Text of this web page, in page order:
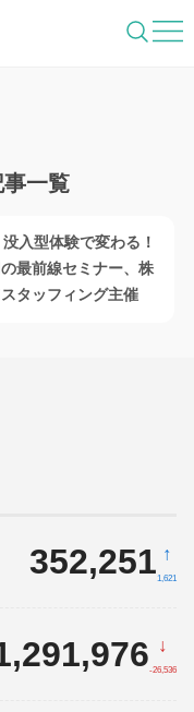
照らすメディ
事一覧
入型体験で変わる！
最前線セミナー、株
タッフィング主催
352,251 ↑
1,621
↓
-26,536